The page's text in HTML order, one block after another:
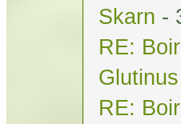
Skarn -
RE:
Glutinus
RE: